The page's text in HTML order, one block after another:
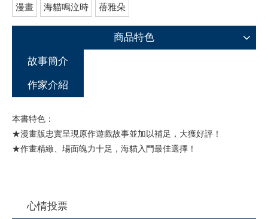
漫畫 海貓鳴泣時 蓓雅朵
商品特色
故事簡介
作家介紹
本書特色：
★漫畫版忠實呈現原作遊戲故事並加以補足，大獲好評！
★作畫精緻、場面魄力十足，海貓入門最佳選擇！
心情投票